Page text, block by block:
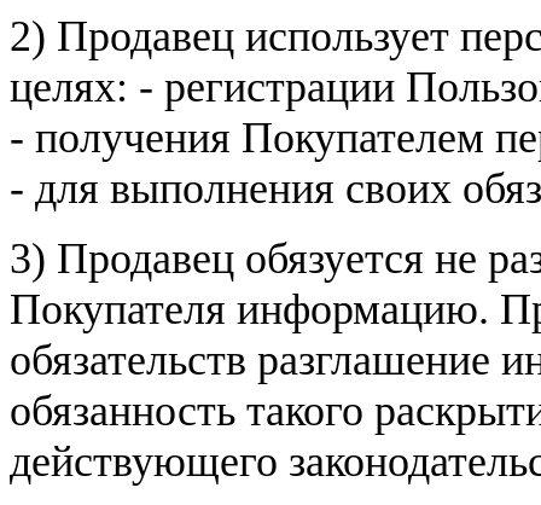
2) Продавец использует
целях: - регистрации
- получения Покупателем
- для выполнения своих
3) Продавец обязуется не
Покупателя информацию.
обязательств разглашение
обязанность такого
действующего